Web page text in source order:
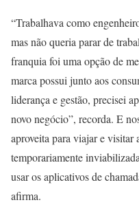
“Trabalhava como
mas não queria parar de
franquia foi uma opção de
marca possui junto aos
liderança e gestão, precisei
novo negócio”, recorda. E
aproveita para viajar e visitar
temporariamente
usar os aplicativos de
afirma.